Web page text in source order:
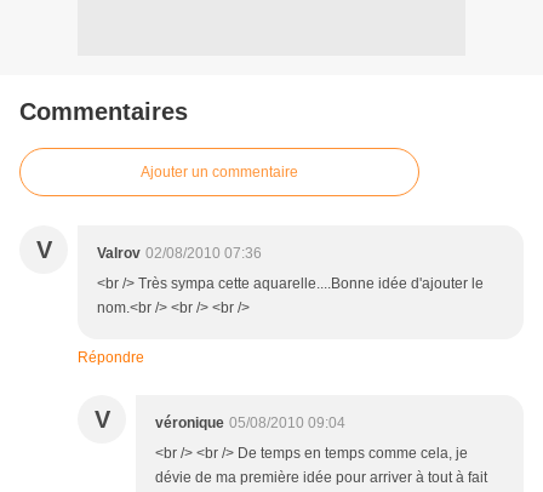
Commentaires
Ajouter un commentaire
V Valrov 02/08/2010 07:36
<br /> Très sympa cette aquarelle....Bonne idée d'ajouter le
nom.<br /> <br /> <br />
Répondre
V véronique 05/08/2010 09:04
<br /> <br /> De temps en temps comme cela, je
dévie de ma première idée pour arriver à tout à fait